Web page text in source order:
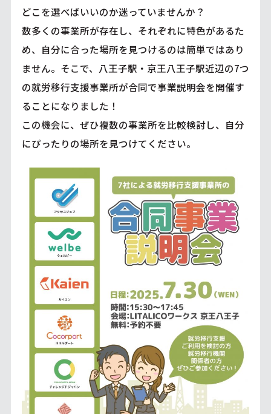
どこを選べばいいのか迷っていませんか？
数多くの事業所が存在し、それぞれに特色があるた
め、自分に合った場所を見つけるのは簡単ではあり
ません。そこで、八王子駅・京王八王子駅近辺の7つ
の就労移行支援事業所が合同で事業説明会を開催す
ることになりました！
この機会に、ぜひ複数の事業所を比較検討し、自分
にぴったりの場所を見つけてください。